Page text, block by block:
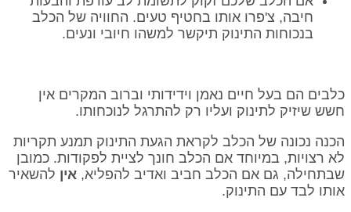
חיבה, צ'פרו אותו בחטיף טעים. החוויה של הכלב
בנכוחות התינוק תיקשר למשהו חיובי ונעים.
כלבים הם בעל חיים נאמן וידידותי וברוב המקרים אין
חשש שיזיק לתינוק ועליו רק להתרגל לנוכחותו.
הכנה נכונה של הכלב לקראת הגעת התינוק תמנע תקריות
לא רצויות, במיוחד אם הכלב חונך לציית לפקודות. כמובן
שבתחילה, גם אם הכלב חביב ואדיב להפליא, אין להשאיר
אותו לבד עם התינוק.